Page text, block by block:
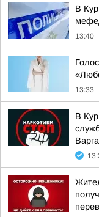
В
13:40
13:33
В